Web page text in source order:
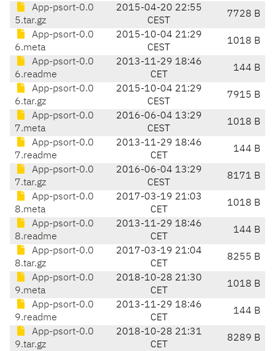
App-psort-0.0
5.tar.gz
2015-04-20 22:55
CEST
7728 B
App-psort-0.0
6.meta
2015-10-04 21:29
CEST
1018 B
App-psort-0.0
6.readme
2013-11-29 18:46
CET
144 B
App-psort-0.0
6.tar.gz
2015-10-04 21:29
CEST
7915 B
App-psort-0.0
7.meta
2016-06-04 13:29
CEST
1018 B
App-psort-0.0
7.readme
2013-11-29 18:46
CET
144 B
App-psort-0.0
7.tar.gz
2016-06-04 13:29
CEST
8171 B
App-psort-0.0
8.meta
2017-03-19 21:03
CET
1018 B
App-psort-0.0
8.readme
2013-11-29 18:46
CET
144 B
App-psort-0.0
8.tar.gz
2017-03-19 21:04
CET
8255 B
App-psort-0.0
9.meta
2018-10-28 21:30
CET
1018 B
App-psort-0.0
9.readme
2013-11-29 18:46
CET
144 B
App-psort-0.0
9.tar.gz
2018-10-28 21:31
CET
8289 B